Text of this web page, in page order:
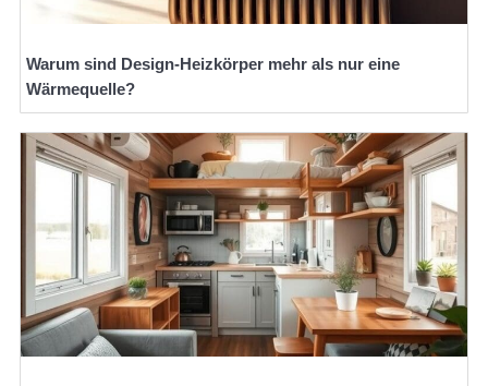
Warum sind Design-Heizkörper mehr als nur eine
Wärmequelle?